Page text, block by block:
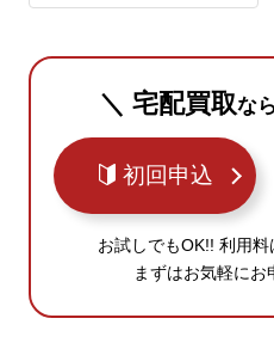
＼ 宅配買取なら
初回申込
お試しでもOK!! 利用料
まずはお気軽にお